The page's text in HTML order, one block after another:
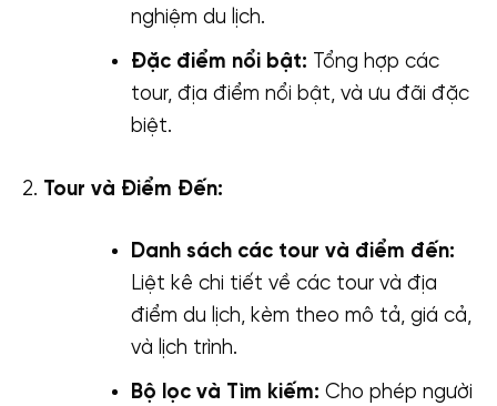
nghiệm du lịch.
Đặc điểm nổi bật: Tổng hợp các
tour, địa điểm nổi bật, và ưu đãi đặc
biệt.
Tour và Điểm Đến:
Danh sách các tour và điểm đến:
Liệt kê chi tiết về các tour và địa
điểm du lịch, kèm theo mô tả, giá cả,
và lịch trình.
Bộ lọc và Tìm kiếm: Cho phép người